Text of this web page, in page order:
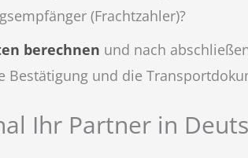
(Frachtzahler)?
berechnen und nach
Bestätigung und die
Ihr Partner in